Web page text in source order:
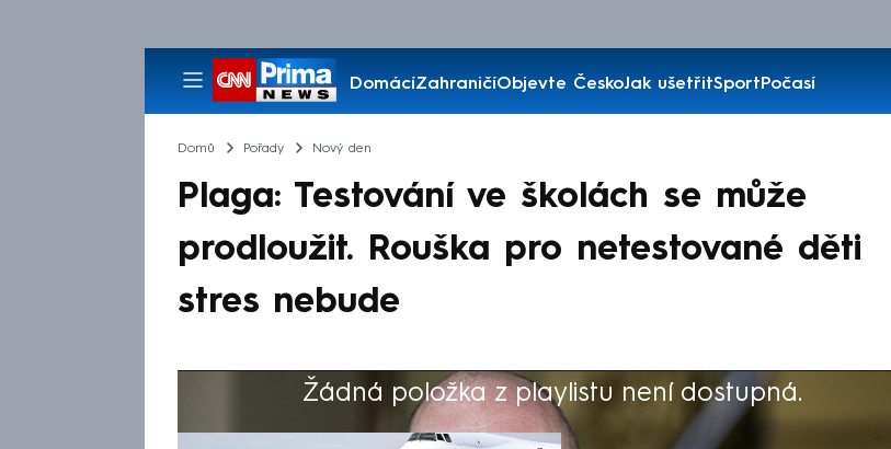
DomácíZahraničíObjevte ČeskoJak ušetřitSportPočasí
Pořady
Domů Pořady Nový den
Plaga: Testování ve školách se může
prodloužit. Rouška pro netestované děti
stres nebude
Žádná položka z playlistu není dostupná.
Výběr redakce